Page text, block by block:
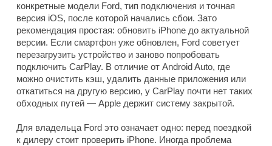
конкретные модели Ford, тип подключения и точная
версия iOS, после которой начались сбои. Зато
рекомендация простая: обновить iPhone до актуальной
версии. Если смартфон уже обновлен, Ford советует
перезагрузить устройство и заново попробовать
подключить CarPlay. В отличие от Android Auto, где
можно очистить кэш, удалить данные приложения или
откатиться на другую версию, у CarPlay почти нет таких
обходных путей — Apple держит систему закрытой.
Для владельца Ford это означает одно: перед поездкой
к дилеру стоит проверить iPhone. Иногда проблема